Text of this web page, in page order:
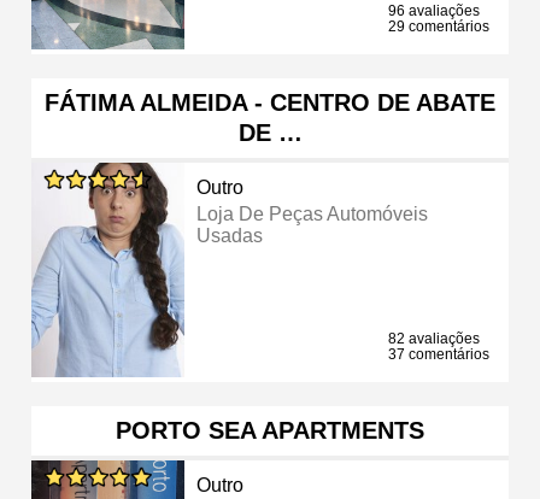
96 avaliações
29 comentários
FÁTIMA ALMEIDA - CENTRO DE ABATE
DE …
Outro
Loja De Peças Automóveis
Usadas
82 avaliações
37 comentários
PORTO SEA APARTMENTS
Outro